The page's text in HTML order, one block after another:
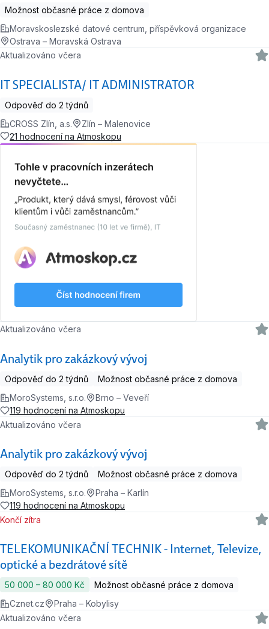
Možnost občasné práce z domova
Moravskoslezské datové centrum, příspěvková organizace
Ostrava – Moravská Ostrava
IT SPECIALISTA/ IT ADMINISTRATOR
Aktualizováno včera
Odpověď do 2 týdnů
CROSS Zlín, a.s.
Zlín – Malenovice
21 hodnocení na Atmoskopu
Analytik pro zakázkový vývoj
Aktualizováno včera
Odpověď do 2 týdnů
Možnost občasné práce z domova
MoroSystems, s.r.o.
Brno – Veveří
119 hodnocení na Atmoskopu
Analytik pro zakázkový vývoj
Aktualizováno včera
Odpověď do 2 týdnů
Možnost občasné práce z domova
MoroSystems, s.r.o.
Praha – Karlín
119 hodnocení na Atmoskopu
TELEKOMUNIKAČNÍ TECHNIK - Internet, Televize,
optické a bezdrátové sítě
Končí zítra
50 000 ‍–‍ 80 000 Kč
Možnost občasné práce z domova
Cznet.cz
Praha – Kobylisy
Aktualizováno včera